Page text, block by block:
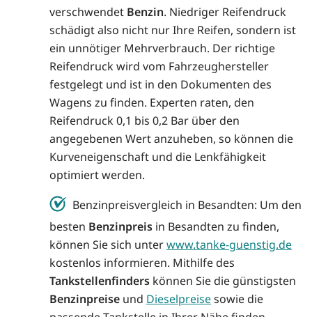
verschwendet Benzin. Niedriger Reifendruck
schädigt also nicht nur Ihre Reifen, sondern ist
ein unnötiger Mehrverbrauch. Der richtige
Reifendruck wird vom Fahrzeughersteller
festgelegt und ist in den Dokumenten des
Wagens zu finden. Experten raten, den
Reifendruck 0,1 bis 0,2 Bar über den
angegebenen Wert anzuheben, so können die
Kurveneigenschaft und die Lenkfähigkeit
optimiert werden.
Benzinpreisvergleich in Besandten: Um den
besten Benzinpreis in Besandten zu finden,
können Sie sich unterwww.tanke-guenstig.de
kostenlos informieren. Mithilfe des
Tankstellenfinders können Sie die günstigsten
Benzinpreise und Dieselpreisesowie die